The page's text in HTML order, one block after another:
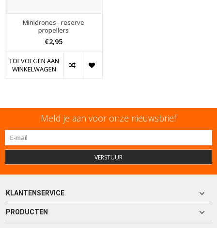
Minidrones - reserve
propellers
€2,95
TOEVOEGEN AAN
WINKELWAGEN
Meld je aan voor onze nieuwsbrief
VERSTUUR
KLANTENSERVICE
PRODUCTEN